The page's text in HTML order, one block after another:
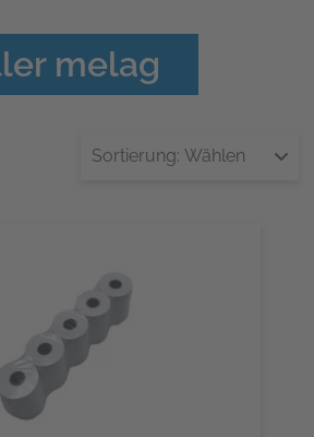
melag
Sortierung: Wählen